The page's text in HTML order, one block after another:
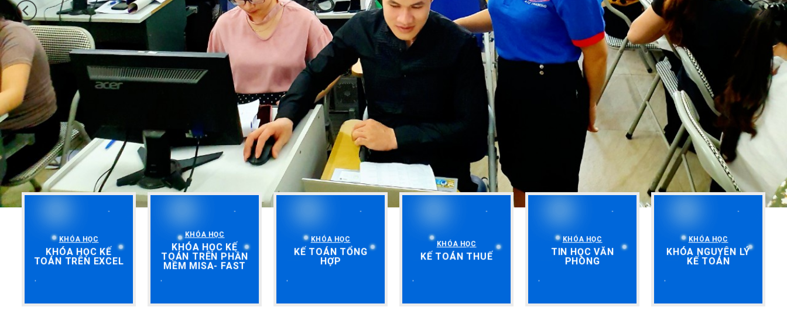
KHÓA HỌC
KHÓA HỌC KẾ
TOÁN TRÊN EXCEL
KHÓA HỌC
KHÓA HỌC KẾ
TOÁN TRÊN PHẦN
MỀM MISA- FAST
KHÓA HỌC
KẾ TOÁN TỔNG
HỢP
KHÓA HỌC
KẾ TOÁN THUẾ
KHÓA HỌC
TIN HỌC VĂN
PHÒNG
KHÓA HỌC
KHÓA NGUYÊN LÝ
KẾ TOÁN